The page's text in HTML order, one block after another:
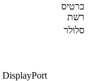
כרטיס
רשת
סלולר